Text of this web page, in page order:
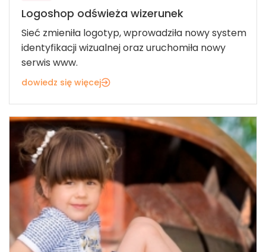
Logoshop odświeża wizerunek
Sieć zmieniła logotyp, wprowadziła nowy system
identyfikacji wizualnej oraz uruchomiła nowy
serwis www.
dowiedz się więcej